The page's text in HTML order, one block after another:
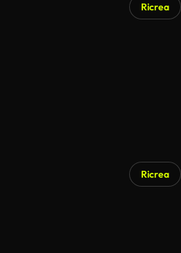
Ricrea
Ricrea